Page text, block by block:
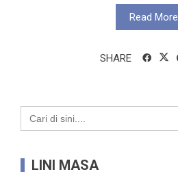
Read More
SHARE
Search
for:
LINI MASA